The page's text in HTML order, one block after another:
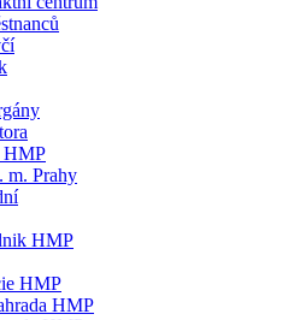
HMP
m. Prahy
HMP
HMP
HMP